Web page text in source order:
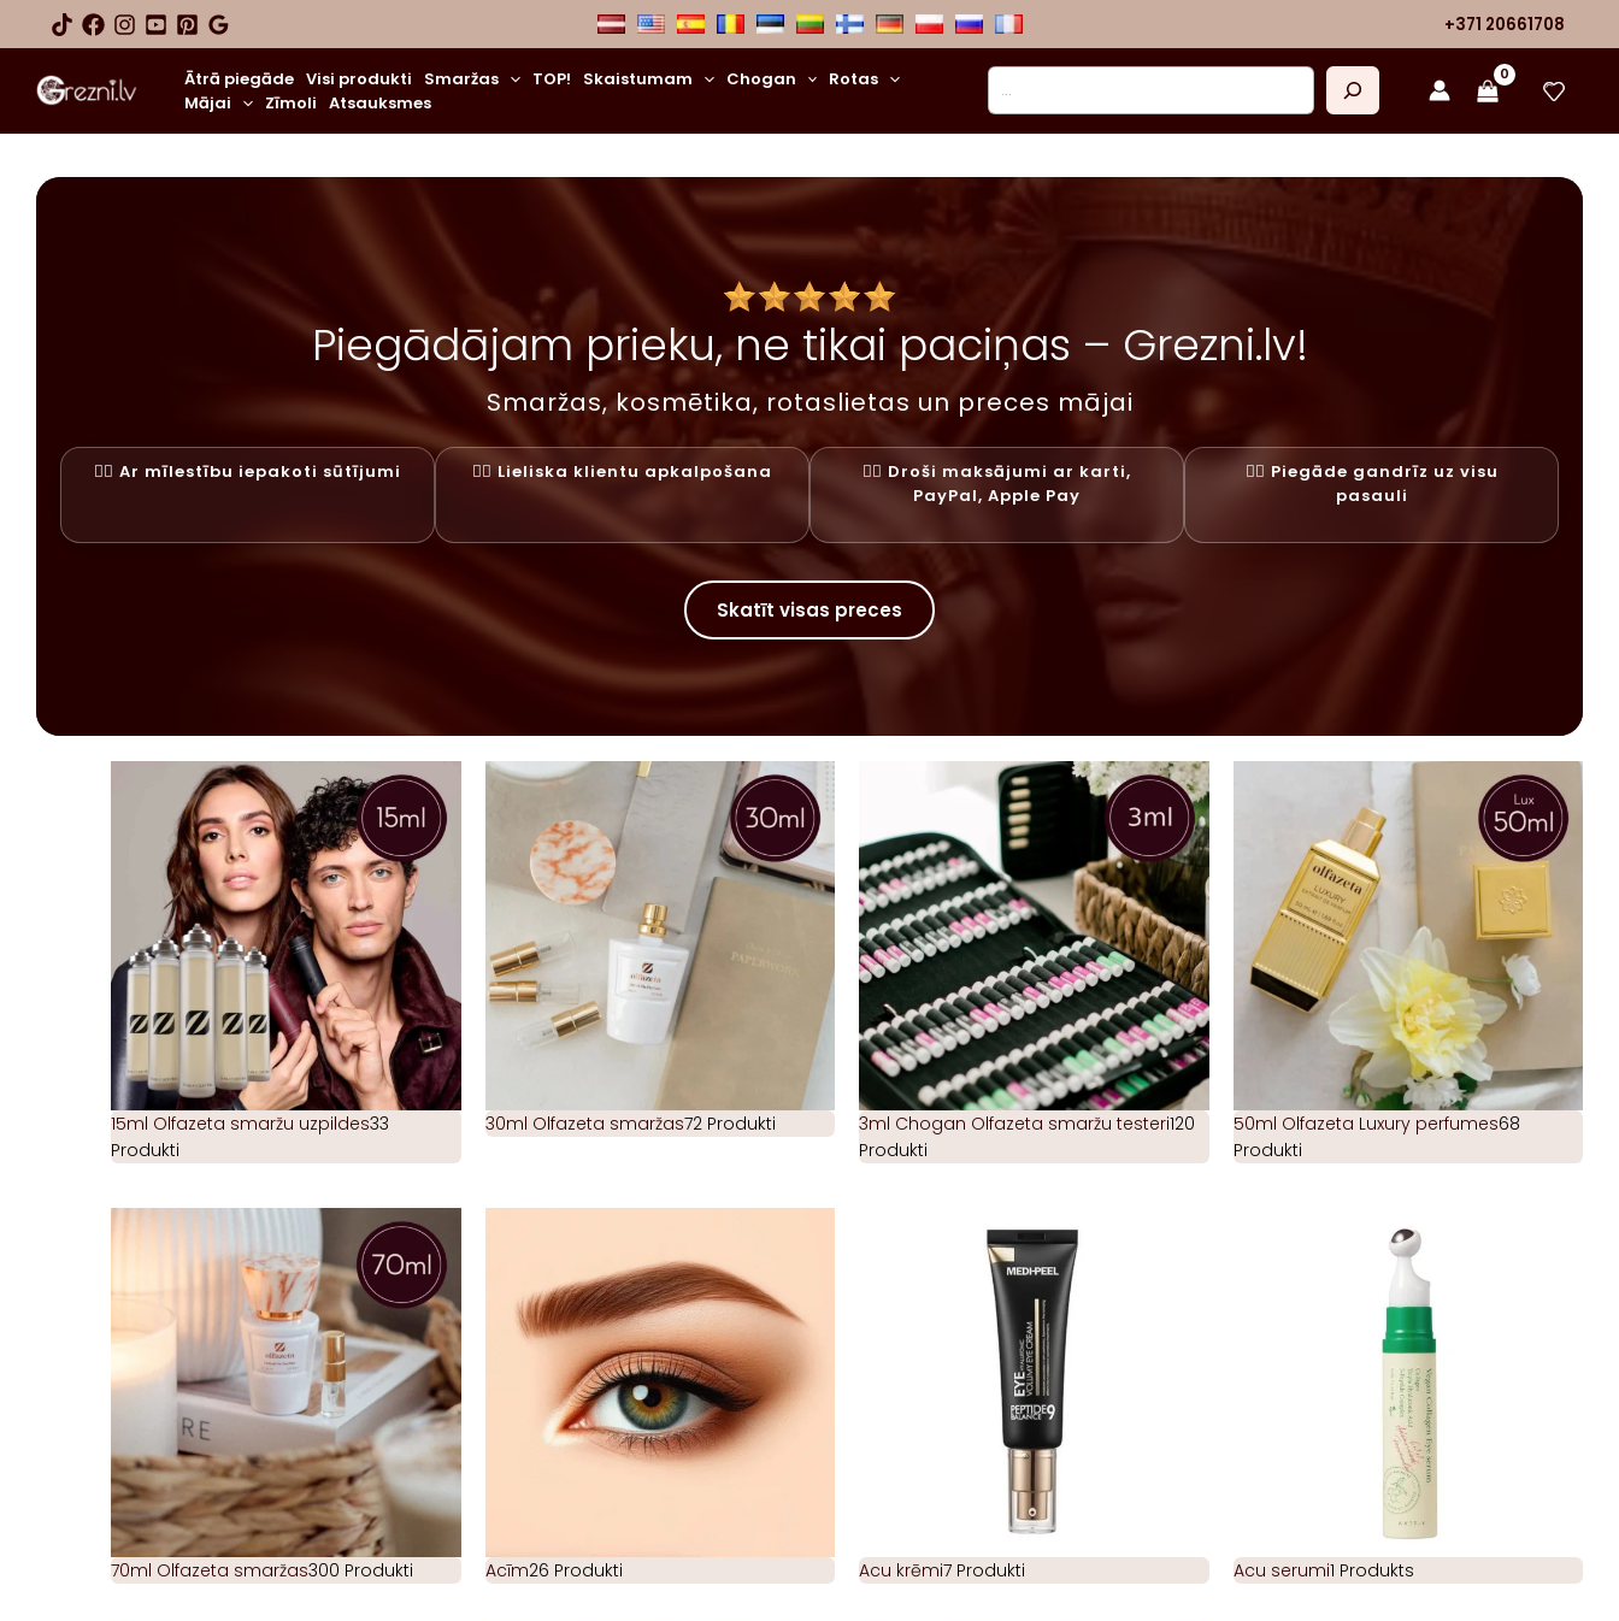
+371 20661708
Ātrā piegāde Visi produkti Smaržas TOP! Skaistumam Chogan
Rotas
Mājai
Zīmoli Atsauksmes
Meklēt
Piegādājam prieku, ne tikai paciņas – Grezni.lv!
Smaržas, kosmētika, rotaslietas un preces mājai
✓⃝ Ar mīlestību iepakoti sūtījumi ✓⃝ Lieliska klientu apkalpošana
✓⃝ Droši maksājumi ar karti,
PayPal, Apple Pay
✓⃝ Piegāde gandrīz uz visu
pasauli
Skatīt visas preces
15ml Olfazeta smaržu uzpildes33
Produkti
30ml Olfazeta smaržas72 Produkti 3ml Chogan Olfazeta smaržu testeri120
Produkti
50ml Olfazeta Luxury perfumes68
Produkti
70ml Olfazeta smaržas300 Produkti Acīm26 Produkti Acu krēmi7 Produkti Acu serumi1 Produkts